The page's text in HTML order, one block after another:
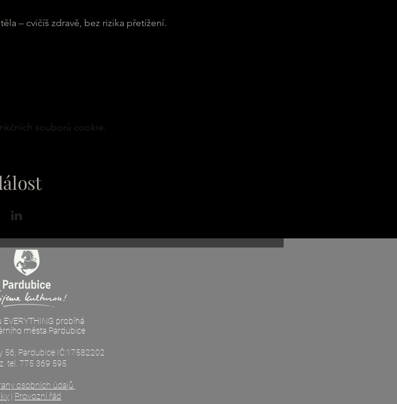
– cvičíš zdravě, bez rizika přetížení.
souborů cookie.
probíhá
města Pardubice
56, Pardubice IČ:17582202
tel. 775 369 595
osobních údajů
| Provozní řád